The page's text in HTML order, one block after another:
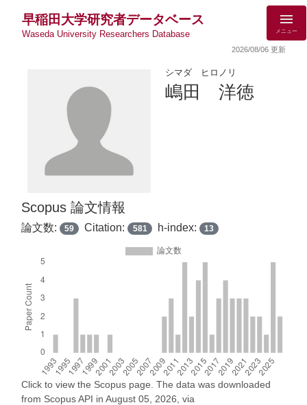
早稲田大学研究者データベース
Waseda University Researchers Database メニュー
2026/08/06 更新
シマダ ヒロノリ
嶋田 洋徳
Scopus 論文情報
論文数: 59 Citation: 581 h-index: 13
Click to view the Scopus page. The data was downloaded
from Scopus API in August 05, 2026, via